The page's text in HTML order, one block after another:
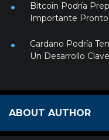
Bitcoin Podría
Importante
Cardano Podría
Un Desarrollo Clave
ABOUT AUTHOR